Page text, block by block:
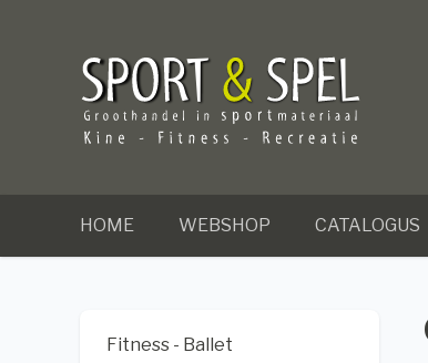
HOME WEBSHOP CATALOGUS
Fitness - Ballet